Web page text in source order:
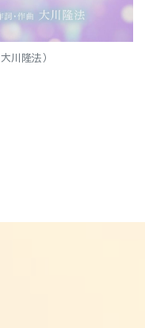
大川隆法）